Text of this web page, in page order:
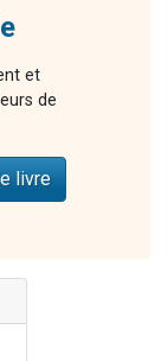
et
de
livre